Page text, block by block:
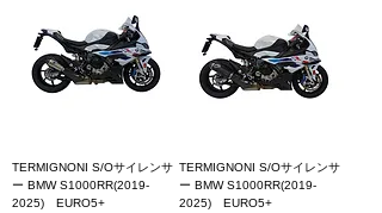
TERMIGNONI S/Oサイレンサ
ー BMW S1000RR(2019-
2025) EURO5+
TERMIGNONI S/Oサイレンサ
ー BMW S1000RR(2019-
2025) EURO5+